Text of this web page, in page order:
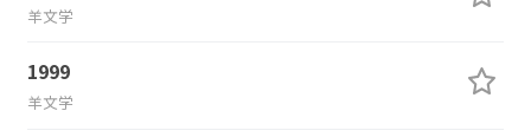
羊文学
1999
羊文学